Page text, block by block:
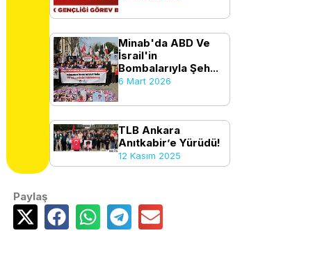
Minab'da ABD Ve
İsrail'in
Bombalarıyla Şeh...
6 Mart 2026
TLB Ankara
Anıtkabir’e Yürüdü!
12 Kasım 2025
Paylaş